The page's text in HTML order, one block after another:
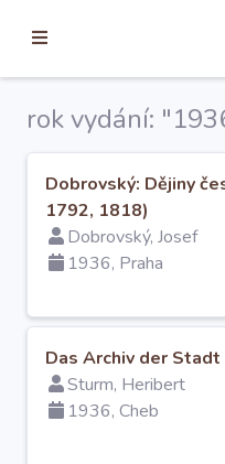
Úvod
Edice
Hledat
Mapy
rok vydání:
Dobrovský: Dějiny
1792, 1818)
Dobrovský, Josef
1936, Praha
Das Archiv der Stadt
Sturm, Heribert
1936, Cheb